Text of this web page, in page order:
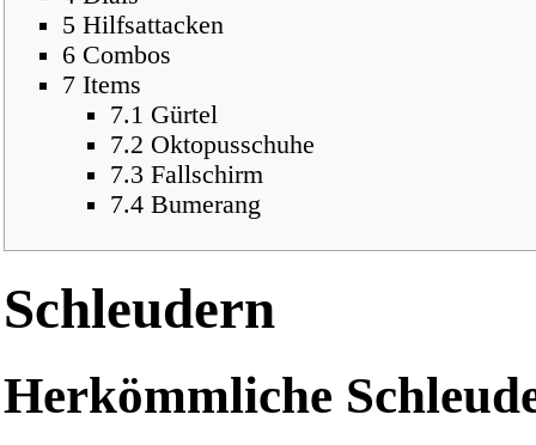
5 Hilfsattacken
6 Combos
7 Items
7.1 Gürtel
7.2 Oktopusschuhe
7.3 Fallschirm
7.4 Bumerang
Schleudern
Herkömmliche